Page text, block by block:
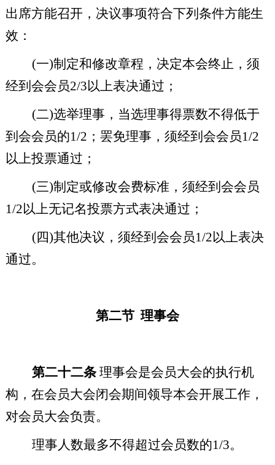
出席方能召开，决议事项符合下列条件方能生
效：
(一)制定和修改章程，决定本会终止，须
经到会会员2/3以上表决通过；
(二)选举理事，当选理事得票数不得低于
到会会员的1/2 ；罢免理事，须经到会会员1/2
以上投票通过；
(三)制定或修改会费标准，须经到会会员
1/2以上无记名投票方式表决通过；
(四)其他决议，须经到会会员1/2以上表决
通过。
第二节 理事会
第二十二条理事会是会员大会的执行机
构，在会员大会闭会期间领导本会开展工作，
对会员大会负责。
理事人数最多不得超过会员数的1/3。